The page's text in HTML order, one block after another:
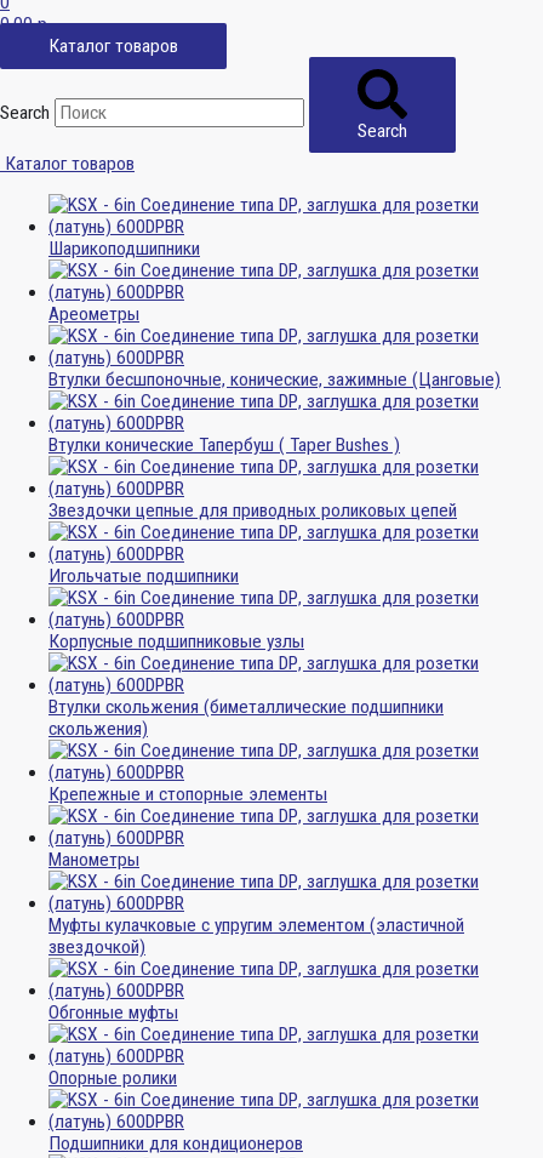
0,00р.
Каталог товаров
Search
Search
Каталог товаров
Шарикоподшипники
Ареометры
Втулки бесшпоночные, конические, зажимные (Цанговые)
Втулки конические Тапербуш ( Taper Bushes )
Звездочки цепные для приводных роликовых цепей
Игольчатые подшипники
Корпусные подшипниковые узлы
Втулки скольжения (биметаллические подшипники
скольжения)
Крепежные и стопорные элементы
Манометры
Муфты кулачковые с упругим элементом (эластичной
звездочкой)
Обгонные муфты
Опорные ролики
Подшипники для кондиционеров